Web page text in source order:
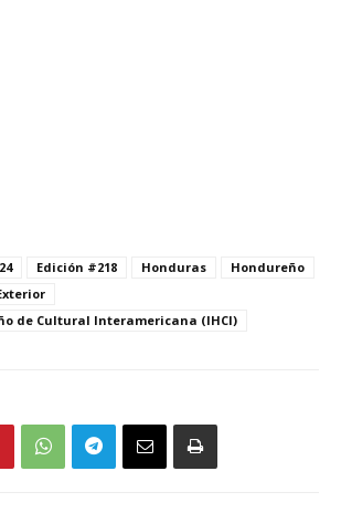
Edición #218 Honduras
Hondureño
de Cultural Interamericana (IHCI)